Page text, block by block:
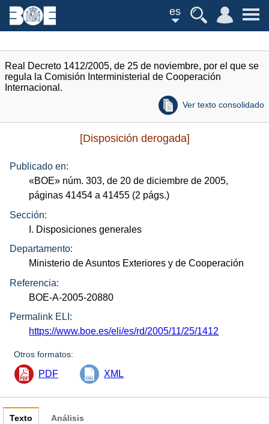
es
Real Decreto 1412/2005, de 25 de noviembre, por el que se
regula la Comisión Interministerial de Cooperación
Internacional.
Ver texto consolidado
[Disposición derogada]
Publicado en:
«BOE» núm. 303, de 20 de diciembre de 2005,
páginas 41454 a 41455 (2 págs.)
Sección:
I. Disposiciones generales
Departamento:
Ministerio de Asuntos Exteriores y de Cooperación
Referencia:
BOE-A-2005-20880
Permalink ELI:
https://www.boe.es/eli/es/rd/2005/11/25/1412
Otros formatos:
PDF XML
Texto Análisis